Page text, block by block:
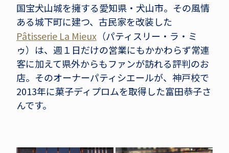
国宝犬山城を擁する愛知県・犬山市。その風情
ある城下町に建つ、古民家を改装した
Pâtisserie La Mieux（パティスリー・ラ・ミ
ゥ）は、週１日だけの営業にもかかわらず常連
客に加えて県外からもファンが訪れる評判のお
店。そのオーナーパティシエールが、神戸校で
2013年に菓子ディプロムを取得した富田恭子さ
んです。